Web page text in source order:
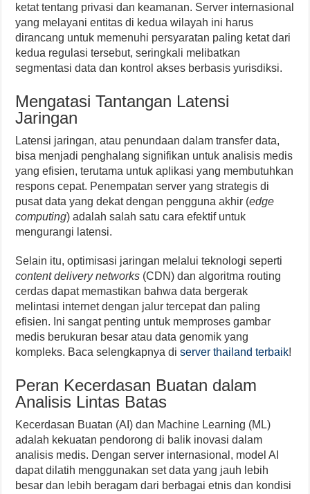
ketat tentang privasi dan keamanan. Server internasional
yang melayani entitas di kedua wilayah ini harus
dirancang untuk memenuhi persyaratan paling ketat dari
kedua regulasi tersebut, seringkali melibatkan
segmentasi data dan kontrol akses berbasis yurisdiksi.
Mengatasi Tantangan Latensi
Jaringan
Latensi jaringan, atau penundaan dalam transfer data,
bisa menjadi penghalang signifikan untuk analisis medis
yang efisien, terutama untuk aplikasi yang membutuhkan
respons cepat. Penempatan server yang strategis di
pusat data yang dekat dengan pengguna akhir (edge
computing) adalah salah satu cara efektif untuk
mengurangi latensi.
Selain itu, optimisasi jaringan melalui teknologi seperti
content delivery networks (CDN) dan algoritma routing
cerdas dapat memastikan bahwa data bergerak
melintasi internet dengan jalur tercepat dan paling
efisien. Ini sangat penting untuk memproses gambar
medis berukuran besar atau data genomik yang
kompleks. Baca selengkapnya diserver thailand terbaik!
Peran Kecerdasan Buatan dalam
Analisis Lintas Batas
Kecerdasan Buatan (AI) dan Machine Learning (ML)
adalah kekuatan pendorong di balik inovasi dalam
analisis medis. Dengan server internasional, model AI
dapat dilatih menggunakan set data yang jauh lebih
besar dan lebih beragam dari berbagai etnis dan kondisi